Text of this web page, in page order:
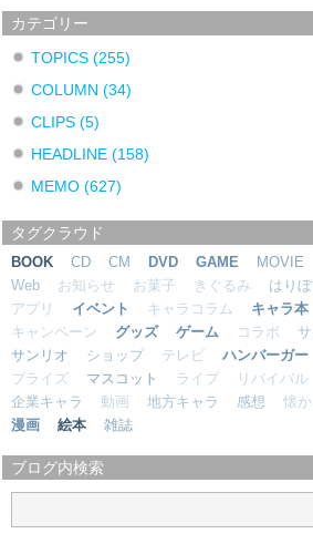
カテゴリー
TOPICS (255)
COLUMN (34)
CLIPS (5)
HEADLINE (158)
MEMO (627)
タグクラウド
BOOK CD CM DVD GAME MOVIE
Web
お知らせ お菓子 きぐるみ はり
アプリ
イベント キャラコラム キャラ本
キャンペーン
グッズ ゲーム コラボ
サンリオ
ショップ テレビ ハンバーガー
プライズ
マスコット ライブ リバイバル
企業キャラ
動画 地方キャラ 感想 懐か
漫画
絵本 雑誌
ブログ内検索